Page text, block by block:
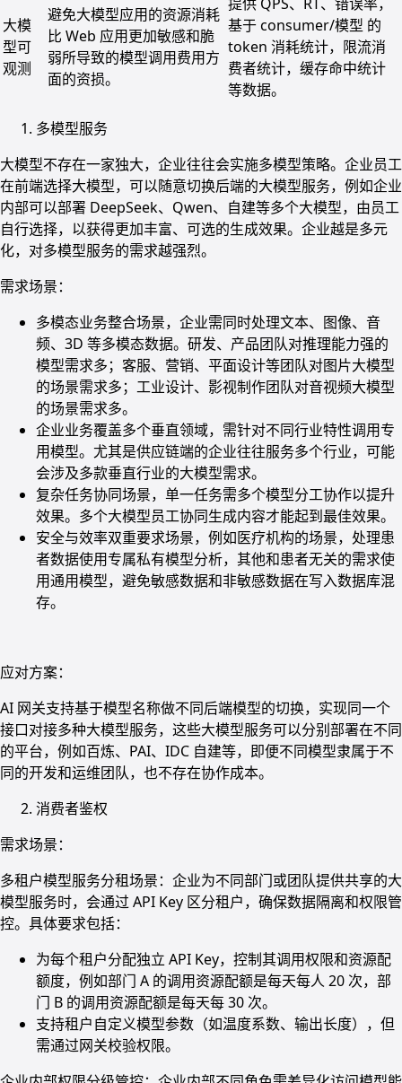
大模
型可
观测
避免大模型应用的资源消耗
比 Web 应用更加敏感和脆
弱所导致的模型调用费用方
面的资损。
基于 consumer/模型 的
token 消耗统计，限流消
费者统计，缓存命中统计
等数据。
多模型服务
大模型不存在一家独大，企业往往会实施多模型策略。企业员工
在前端选择大模型，可以随意切换后端的大模型服务，例如企业
内部可以部署 DeepSeek、Qwen、自建等多个大模型，由员工
自行选择，以获得更加丰富、可选的生成效果。企业越是多元
化，对多模型服务的需求越强烈。
需求场景：
多模态业务整合场景，企业需同时处理文本、图像、音
频、3D 等多模态数据。研发、产品团队对推理能力强的
模型需求多；客服、营销、平面设计等团队对图片大模型
的场景需求多；工业设计、影视制作团队对音视频大模型
的场景需求多。
企业业务覆盖多个垂直领域，需针对不同行业特性调用专
用模型。尤其是供应链端的企业往往服务多个行业，可能
会涉及多款垂直行业的大模型需求。
复杂任务协同场景，单一任务需多个模型分工协作以提升
效果。多个大模型员工协同生成内容才能起到最佳效果。
安全与效率双重要求场景，例如医疗机构的场景，处理患
者数据使用专属私有模型分析，其他和患者无关的需求使
用通用模型，避免敏感数据和非敏感数据在写入数据库混
存。
应对方案：
AI 网关支持基于模型名称做不同后端模型的切换，实现同一个
接口对接多种大模型服务，这些大模型服务可以分别部署在不同
的平台，例如百炼、PAI、IDC 自建等，即便不同模型隶属于不
同的开发和运维团队，也不存在协作成本。
消费者鉴权
需求场景：
多租户模型服务分租场景：企业为不同部门或团队提供共享的大
模型服务时，会通过 API Key 区分租户，确保数据隔离和权限管
控。具体要求包括：
为每个租户分配独立 API Key，控制其调用权限和资源配
额度，例如部门 A 的调用资源配额是每天每人 20 次，部
门 B 的调用资源配额是每天每 30 次。
支持租户自定义模型参数（如温度系数、输出长度），但
需通过网关校验权限。